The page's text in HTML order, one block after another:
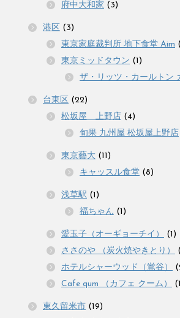
府中大和家 (3)
港区 (3)
東京家庭裁判所 地下食堂 Aim
東京ミッドタウン (1)
ザ・リッツ・カールトン
台東区 (22)
松坂屋 上野店 (4)
旬果 九州屋 松坂屋上野店
東京藝大 (11)
キャッスル食堂 (8)
浅草駅 (1)
福ちゃん (1)
愛玉子（オーギョーチイ）
(1)
ささのや （炭火焼やきとり）
ホテルシャーウッド（鴬谷）
Cafe qum （カフェ クーム）
東久留米市 (19)